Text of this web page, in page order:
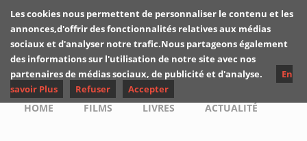
Skip to main content
Les critiques de
Yuyine
Main menu
HOME FILMS LIVRES ACTUALITÉ
Les cookies nous permettent de personnaliser le contenu et les
annonces,d'offrir des fonctionnalités relatives aux médias
sociaux et d'analyser notre trafic.Nous partageons également
des informations sur l'utilisation de notre site avec nos
partenaires de médias sociaux, de publicité et d'analyse.
En
savoir Plus
Refuser Accepter